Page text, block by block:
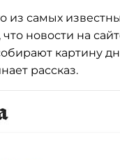
из самых
новости на
картину
рассказ.